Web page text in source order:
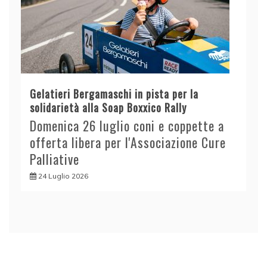
Gelatieri Bergamaschi in pista per la
solidarietà alla Soap Boxxico Rally
Domenica 26 luglio coni e coppette a
offerta libera per l'Associazione Cure
Palliative
24 Luglio 2026